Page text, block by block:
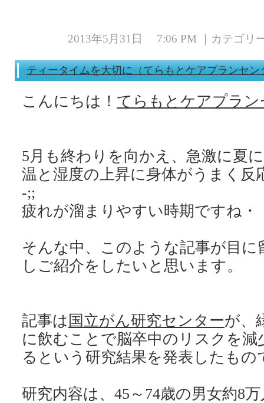
2013年5月31日 7:06 PM ｜カテゴリ
ティータイムを大切に（てらもとケアプランセン
こんにちは！ てらもとケアプラ
5月も終わりを向かえ、急激に夏
温と湿度の上昇に身体がうまく反
-;;
そんな中、このような記事が目
記事は 国立がん研究センターが、
に飲むことで脳卒中のリスクを
研究内容は、45～74歳の男女約8